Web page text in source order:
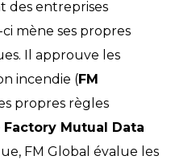
des entreprises
mène ses propres
Il approuve les
incendie (FM
propres règles
Factory Mutual Data
FM Global évalue les